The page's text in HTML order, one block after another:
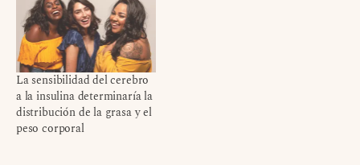
La sensibilidad del cerebro
a la insulina determinaría la
distribución de la grasa y el
peso corporal